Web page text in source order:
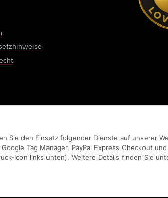
Sie den Einsatz folgender Dienste auf unserer
Tag Manager, PayPal Express Checkout
Icon links unten). Weitere Details finden Sie
engagiert, schönes Studio, kann man